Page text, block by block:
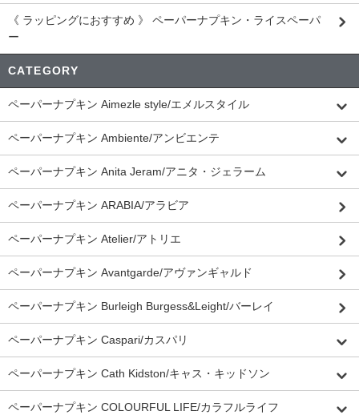
《 ラッピングにおすすめ 》 ペーパーナプキン・ライスペーパ
ー
CATEGORY
ペーパーナプキン Aimezle style/エメルスタイル
ペーパーナプキン Ambiente/アンビエンテ
ペーパーナプキン Anita Jeram/アニタ・ジェラーム
ペーパーナプキン ARABIA/アラビア
ペーパーナプキン Atelier/アトリエ
ペーパーナプキン Avantgarde/アヴァンギャルド
ペーパーナプキン Burleigh Burgess&Leight/バーレイ
ペーパーナプキン Caspari/カスパリ
ペーパーナプキン Cath Kidston/キャス・キッドソン
ペーパーナプキン COLOURFUL LIFE/カラフルライフ